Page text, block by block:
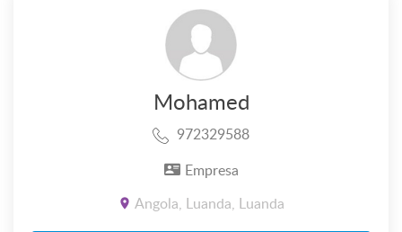
Mohamed
972329588
Empresa
Angola, Luanda, Luanda